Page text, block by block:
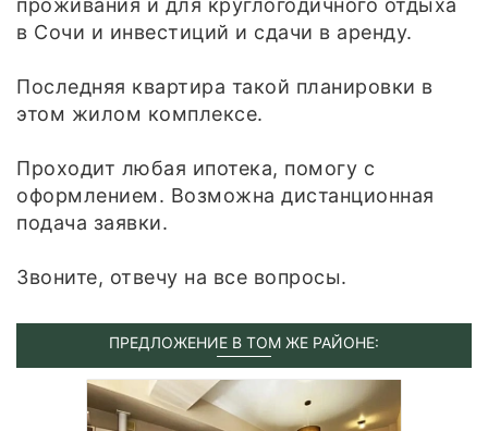
проживания и для круглогодичного отдыха
в Сочи и инвестиций и сдачи в аренду.
Последняя квартира такой планировки в
этом жилом комплексе.
Проходит любая ипотека, помогу с
оформлением. Возможна дистанционная
подача заявки.
Звоните, отвечу на все вопросы.
ПРЕДЛОЖЕНИЕ В ТОМ ЖЕ РАЙОНЕ: